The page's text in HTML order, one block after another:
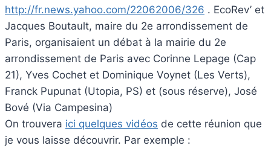
http://fr.news.yahoo.com/22062006/326 . EcoRev’ et
Jacques Boutault, maire du 2e arrondissement de
Paris, organisaient un débat à la mairie du 2e
arrondissement de Paris avec Corinne Lepage (Cap
21), Yves Cochet et Dominique Voynet (Les Verts),
Franck Pupunat (Utopia, PS) et (sous réserve), José
Bové (Via Campesina)
On trouvera ici quelques vidéos de cette réunion que
je vous laisse découvrir. Par exemple :